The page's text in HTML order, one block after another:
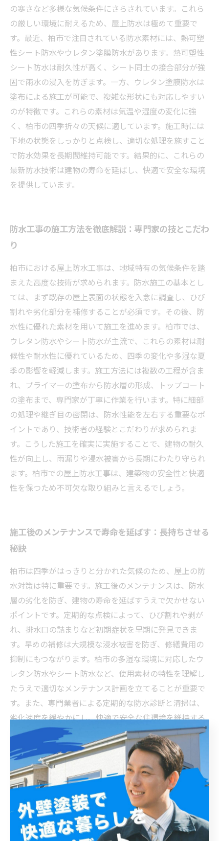
の寒さなど多様な気候条件にさらされています。これら
の厳しい環境に耐えるため、屋上防水は極めて重要で
す。最近、柏市で注目されている防水素材には、熱可塑
性シート防水やウレタン塗膜防水があります。熱可塑性
シート防水は耐久性が高く、シート同士の接合部分が強
固で雨水の浸入を防ぎます。一方、ウレタン塗膜防水は
塗布による施工が可能で、複雑な形状にも対応しやすい
のが特徴です。これらの素材は気温や湿度の変化に強
く、柏市の四季折々の天候に適しています。施工時には
下地の状態をしっかりと点検し、適切な処理を施すこと
で防水効果を長期間維持可能です。結果的に、これらの
最新防水技術は建物の寿命を延ばし、快適で安全な環境
を提供しています。
防水工事の施工方法を徹底解説：専門家の技とこだわ
り
柏市における屋上防水工事は、地域特有の気候条件を踏
まえた高度な技術が求められます。防水施工の基本とし
ては、まず既存の屋上表面の状態を入念に調査し、ひび
割れや劣化部分を補修することが必須です。その後、防
水性に優れた素材を用いて施工を進めます。柏市では、
ウレタン防水やシート防水が主流で、これらの素材は耐
候性や耐水性に優れているため、四季の変化や多湿な夏
季の影響を軽減します。施工方法には複数の工程が含ま
れ、プライマーの塗布から防水層の形成、トップコート
の塗布まで、専門家が丁寧に作業を行います。特に細部
の処理や継ぎ目の密閉は、防水性能を左右する重要なポ
イントであり、技術者の経験とこだわりが求められま
す。こうした施工を確実に実施することで、建物の耐久
性が向上し、雨漏りや浸水被害から長期にわたり守られ
ます。柏市での屋上防水工事は、建築物の安全性と快適
性を保つため不可欠な取り組みと言えるでしょう。
施工後のメンテナンスで寿命を延ばす：長持ちさせる
秘訣
柏市は四季がはっきりと分かれた気候のため、屋上の防
水対策は特に重要です。施工後のメンテナンスは、防水
層の劣化を防ぎ、建物の寿命を延ばすうえで欠かせない
ポイントです。定期的な点検によって、ひび割れや剥が
れ、排水口の詰まりなど初期症状を早期に発見できま
す。早めの補修は大規模な浸水被害を防ぎ、修繕費用の
抑制にもつながります。柏市の多湿な環境に対応したウ
レタン防水やシート防水など、使用素材の特性を理解し
たうえで適切なメンテナンス計画を立てることが重要で
す。また、専門業者による定期的な防水診断と清掃は、
劣化速度を緩やかにし、快適で安全な住環境を維持する
秘訣といえます。長持ちさせるためには、施工と同じく
らいメンテナンスの質を重視しましょう。
柏市の屋上防水 完結編：耐久性と安全性を両立させ
るポイント
柏市の屋上防水は、関東地方特有の季節ごとの気候変動